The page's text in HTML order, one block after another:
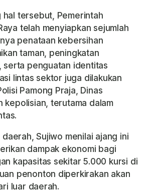
hal tersebut, Pemerintah
telah menyiapkan sejumlah
penataan kebersihan
taman, peningkatan
serta penguatan identitas
lintas sektor juga dilakukan
Pamong Praja, Dinas
kepolisian, terutama dalam
Sujiwo menilai ajang ini
dampak ekonomi bagi
kapasitas sekitar 5.000 kursi di
penonton diperkirakan akan
luar daerah.